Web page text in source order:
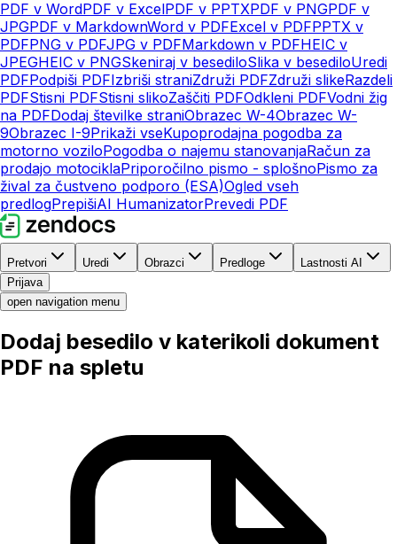
PDF v WordPDF v ExcelPDF v PPTXPDF v PNGPDF v
JPGPDF v MarkdownWord v PDFExcel v PDFPPTX v
PDFPNG v PDFJPG v PDFMarkdown v PDFHEIC v
JPEGHEIC v PNGSkeniraj v besediloSlika v besediloUredi
PDFPodpiši PDFIzbriši straniZdruži PDFZdruži slikeRazdeli
PDFStisni PDFStisni slikoZaščiti PDFOdkleni PDFVodni žig
na PDFDodaj številke straniObrazec W-4Obrazec W-
9Obrazec I-9Prikaži vseKupoprodajna pogodba za
motorno voziloPogodba o najemu stanovanjaRačun za
prodajo motociklaPriporočilno pismo - splošnoPismo za
žival za čustveno podporo (ESA)Ogled vseh
predlogPrepišiAI HumanizatorPrevedi PDF
Pretvori Uredi Obrazci Predloge
Lastnosti AI
Prijava
open navigation menu
Dodaj besedilo v katerikoli dokument
PDF na spletu